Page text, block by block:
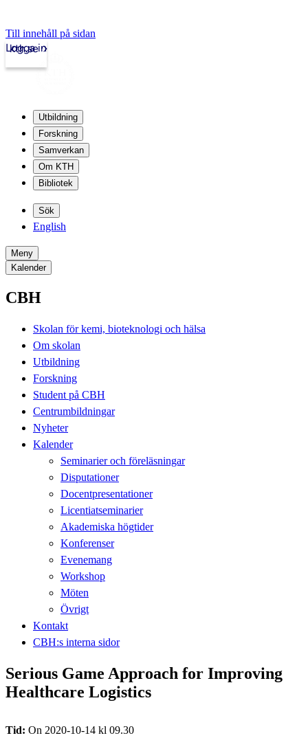
Till innehåll på sidan
kth.se
Logga in
Utbildning
Forskning
Samverkan
Om KTH
Bibliotek
Sök
English
Meny
Kalender
CBH
Skolan för kemi, bioteknologi och hälsa
Om skolan
Utbildning
Forskning
Student på CBH
Centrumbildningar
Nyheter
Kalender
Seminarier och föreläsningar
Disputationer
Docentpresentationer
Licentiatseminarier
Akademiska högtider
Konferenser
Evenemang
Workshop
Möten
Övrigt
Kontakt
CBH:s interna sidor
Serious Game Approach for Improving
Healthcare Logistics
Tid: On 2020-10-14 kl 09.30